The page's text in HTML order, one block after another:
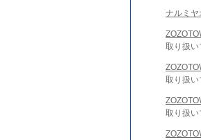
ナルミ
取り扱
取り扱
取り扱